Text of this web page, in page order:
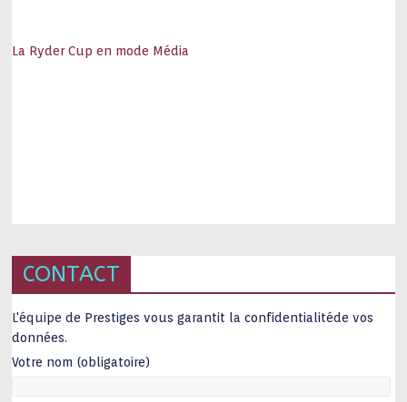
La Ryder Cup en mode Média
CONTACT
L'équipe de Prestiges vous garantit la confidentialitéde vos
données.
Votre nom (obligatoire)